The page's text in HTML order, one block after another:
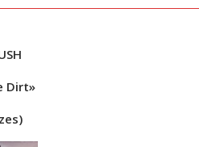
Dirt»